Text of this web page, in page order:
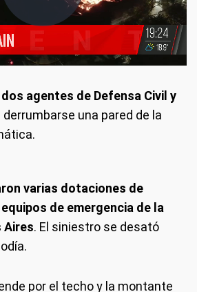
agentes de Defensa Civil y
derrumbarse una pared de la
varias dotaciones de
de emergencia de la
Aires. El siniestro se desató
por el techo y la montante